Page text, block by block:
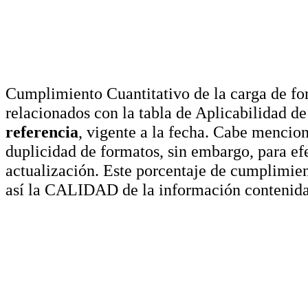
Cumplimiento Cuantitativo de la carga de
relacionados con la tabla de Aplicabilidad
referencia, vigente a la fecha. Cabe
duplicidad de formatos, sin embargo, para
actualización. Este porcentaje de
así la CALIDAD de la información